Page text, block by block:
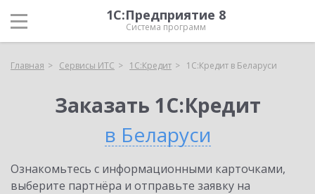
1С:Предприятие 8
Система программ
Главная Сервисы ИТС 1С:Кредит 1С:Кредит в Беларуси
Заказать 1С:Кредит
в Беларуси
Ознакомьтесь с информационными карточками,
выберите партнёра и отправьте заявку на